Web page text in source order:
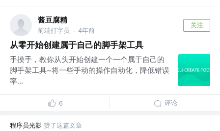
酱豆腐精
前端打字员 · 4年前
关注
从零开始创建属于自己的脚手架工具
手摸手，教你从头开始创建一个一个属于自己的
脚手架工具~将一些手动的操作自动化，降低错误
率...
6 评论
程序员光影 赞了这篇文章